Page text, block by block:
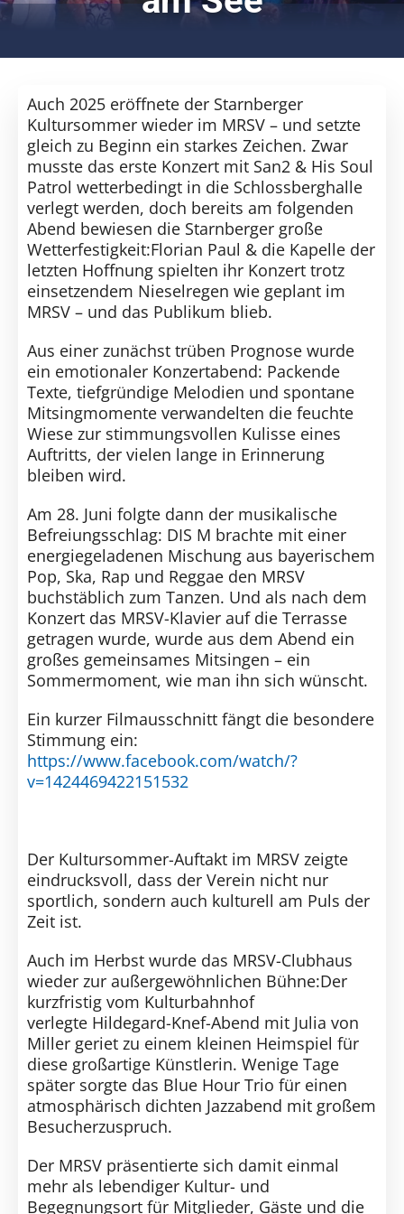
Auch 2025 eröffnete der Starnberger
Kultursommer wieder im MRSV – und setzte
gleich zu Beginn ein starkes Zeichen. Zwar
musste das erste Konzert mit San2 & His Soul
Patrol wetterbedingt in die Schlossberghalle
verlegt werden, doch bereits am folgenden
Abend bewiesen die Starnberger große
Wetterfestigkeit:Florian Paul & die Kapelle der
letzten Hoffnung spielten ihr Konzert trotz
einsetzendem Nieselregen wie geplant im
MRSV – und das Publikum blieb.
Aus einer zunächst trüben Prognose wurde
ein emotionaler Konzertabend: Packende
Texte, tiefgründige Melodien und spontane
Mitsingmomente verwandelten die feuchte
Wiese zur stimmungsvollen Kulisse eines
Auftritts, der vielen lange in Erinnerung
bleiben wird.
Am 28. Juni folgte dann der musikalische
Befreiungsschlag: DIS M brachte mit einer
energiegeladenen Mischung aus bayerischem
Pop, Ska, Rap und Reggae den MRSV
buchstäblich zum Tanzen. Und als nach dem
Konzert das MRSV-Klavier auf die Terrasse
getragen wurde, wurde aus dem Abend ein
großes gemeinsames Mitsingen – ein
Sommermoment, wie man ihn sich wünscht.
Ein kurzer Filmausschnitt fängt die besondere
Stimmung ein:
https://www.facebook.com/watch/?
v=1424469422151532
Der Kultursommer-Auftakt im MRSV zeigte
eindrucksvoll, dass der Verein nicht nur
sportlich, sondern auch kulturell am Puls der
Zeit ist.
Auch im Herbst wurde das MRSV-Clubhaus
wieder zur außergewöhnlichen Bühne:Der
kurzfristig vom Kulturbahnhof
verlegte Hildegard-Knef-Abend mit Julia von
Miller geriet zu einem kleinen Heimspiel für
diese großartige Künstlerin. Wenige Tage
später sorgte das Blue Hour Trio für einen
atmosphärisch dichten Jazzabend mit großem
Besucherzuspruch.
Der MRSV präsentierte sich damit einmal
mehr als lebendiger Kultur- und
Begegnungsort für Mitglieder, Gäste und die